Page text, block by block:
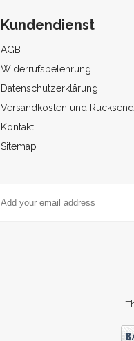
Kundendienst
AGB
Widerrufsbelehrung
Datenschutzerklärung
Versandkosten und
Kontakt
Sitemap